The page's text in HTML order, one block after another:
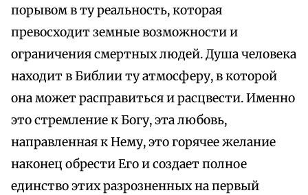
порывом в ту реальность, которая
превосходит земные возможности и
ограничения смертных людей. Душа человека
находит в Библии ту атмосферу, в которой
она может расправиться и расцвести. Именно
это стремление к Богу, эта любовь,
направленная к Нему, это горячее желание
наконец обрести Его и создает полное
единство этих разрозненных на первый